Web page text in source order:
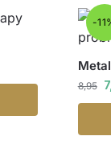
-
8,95